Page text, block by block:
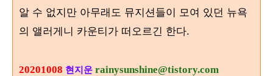
알 수 없지만 아무래도 뮤지션들이 모여 있던 뉴욕
의 앨러게니 카운티가 떠오르긴 한다.
20201008 현지운 rainysunshine@tistory.com